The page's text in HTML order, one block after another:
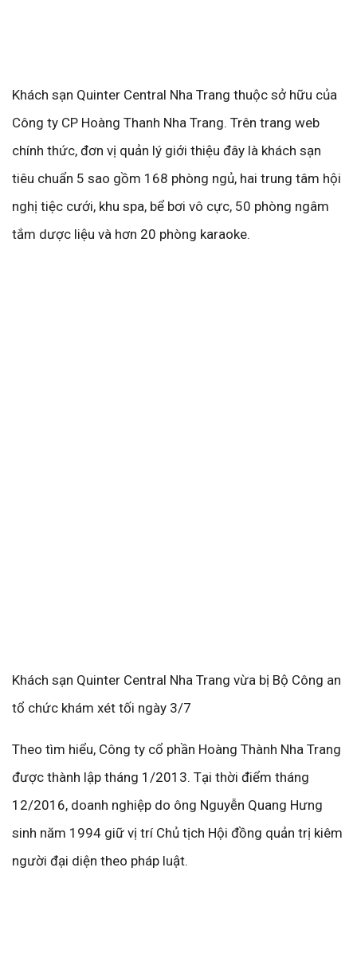
Khách sạn Quinter Central Nha Trang thuộc sở hữu của
Công ty CP Hoàng Thanh Nha Trang. Trên trang web
chính thức, đơn vị quản lý giới thiệu đây là khách sạn
tiêu chuẩn 5 sao gồm 168 phòng ngủ, hai trung tâm hội
nghị tiệc cưới, khu spa, bể bơi vô cực, 50 phòng ngâm
tắm dược liệu và hơn 20 phòng karaoke.
Khách sạn Quinter Central Nha Trang vừa bị Bộ Công an
tổ chức khám xét tối ngày 3/7
Theo tìm hiểu, Công ty cổ phần Hoàng Thành Nha Trang
được thành lập tháng 1/2013. Tại thời điểm tháng
12/2016, doanh nghiệp do ông Nguyễn Quang Hưng
sinh năm 1994 giữ vị trí Chủ tịch Hội đồng quản trị kiêm
người đại diện theo pháp luật.